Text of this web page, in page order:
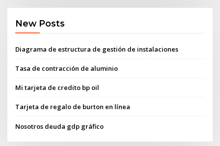
New Posts
Diagrama de estructura de gestión de instalaciones
Tasa de contracción de aluminio
Mi tarjeta de credito bp oil
Tarjeta de regalo de burton en línea
Nosotros deuda gdp gráfico